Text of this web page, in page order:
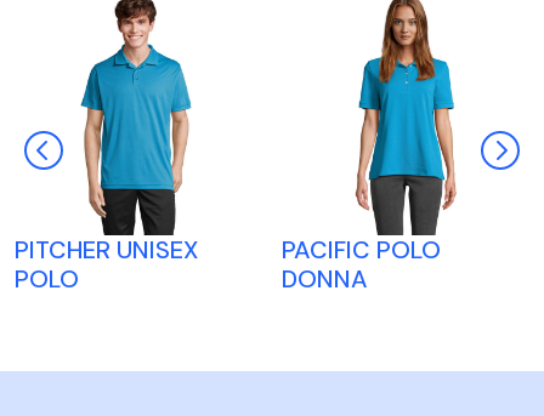
PITCHER UNISEX
POLO
PACIFIC POLO
DONNA